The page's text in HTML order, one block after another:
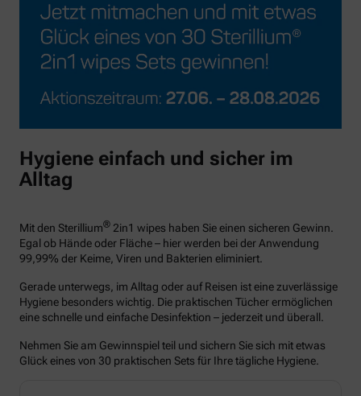
Hygiene einfach und sicher im
Alltag
Mit den Sterillium® 2in1 wipes haben Sie einen sicheren Gewinn.
Egal ob Hände oder Fläche – hier werden bei der Anwendung
99,99% der Keime, Viren und Bakterien eliminiert.
Gerade unterwegs, im Alltag oder auf Reisen ist eine zuverlässige
Hygiene besonders wichtig. Die praktischen Tücher ermöglichen
eine schnelle und einfache Desinfektion – jederzeit und überall.
Nehmen Sie am Gewinnspiel teil und sichern Sie sich mit etwas
Glück eines von 30 praktischen Sets für Ihre tägliche Hygiene.